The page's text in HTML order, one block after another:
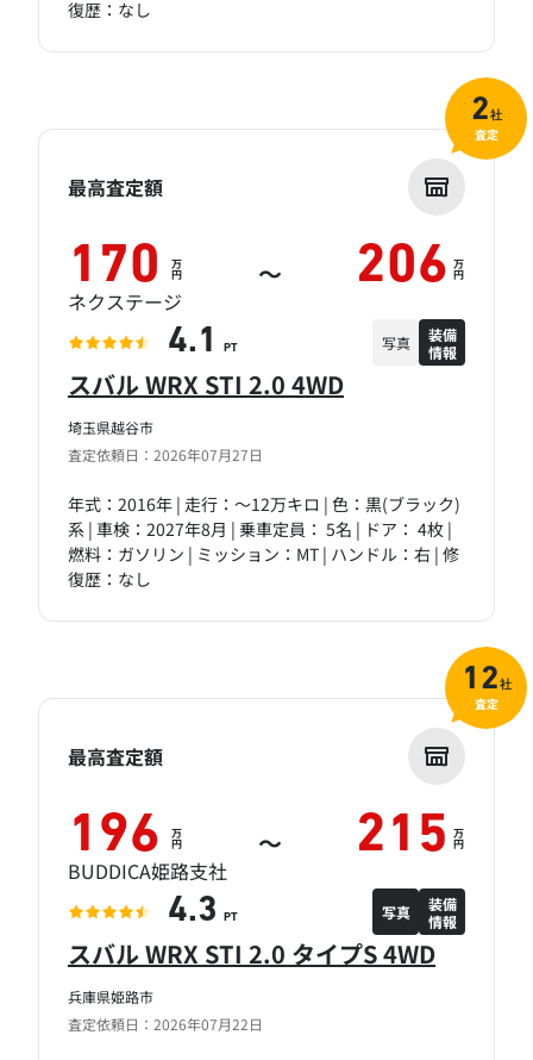
復歴：なし
埼玉県越谷市
査定依頼日：2026年07月27日
スバル WRX STI 2.0 4WD
年式：2016年 | 走行：～12万キロ | 色：黒(ブラック)
系 | 車検：2027年8月 | 乗車定員： 5名 | ドア： 4枚 |
燃料：ガソリン | ミッション：MT | ハンドル：右 | 修
復歴：なし
最高査定額
170 万
円 ～ 206 万
円
ネクステージ
4.1 PT 写真
装備
情報
2社
査定
兵庫県姫路市
査定依頼日：2026年07月22日
スバル WRX STI 2.0 タイプS 4WD
最高査定額
196 万
円 ～ 215 万
円
BUDDICA姫路支社
4.3 PT 写真
装備
情報
12社
査定